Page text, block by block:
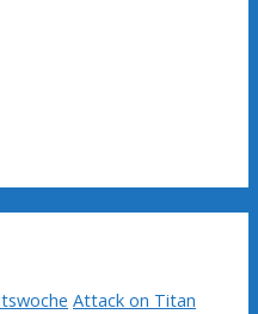
Attack on Titan